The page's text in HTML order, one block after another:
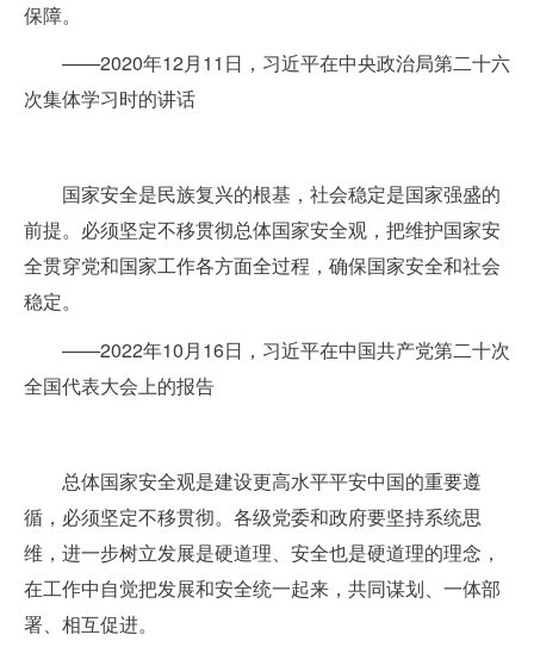
保障。
——2020年12月11日，习近平在中央政治局第二十六
次集体学习时的讲话
国家安全是民族复兴的根基，社会稳定是国家强盛的
前提。必须坚定不移贯彻总体国家安全观，把维护国家安
全贯穿党和国家工作各方面全过程，确保国家安全和社会
稳定。
——2022年10月16日，习近平在中国共产党第二十次
全国代表大会上的报告
总体国家安全观是建设更高水平平安中国的重要遵
循，必须坚定不移贯彻。各级党委和政府要坚持系统思
维，进一步树立发展是硬道理、安全也是硬道理的理念，
在工作中自觉把发展和安全统一起来，共同谋划、一体部
署、相互促进。